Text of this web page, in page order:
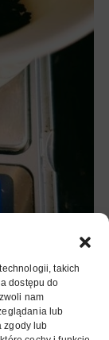
takich
dostępu do
nam
lub
zgody lub